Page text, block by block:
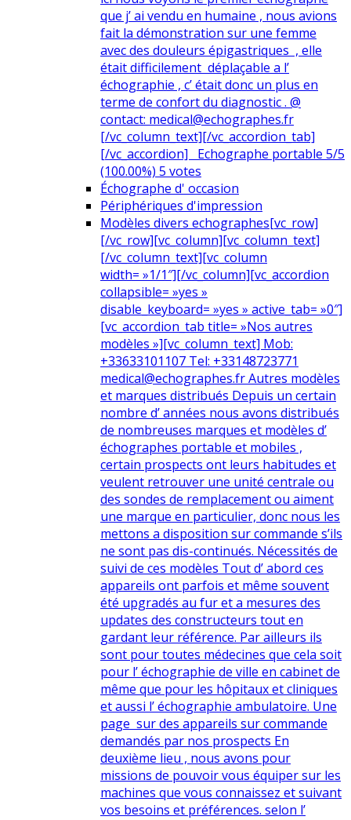
que j’ ai vendu en humaine , nous avions
fait la démonstration sur une femme
avec des douleurs épigastriques , elle
était difficilement déplaçable a l’
échographie , c’ était donc un plus en
terme de confort du diagnostic . @
contact: medical@echographes.fr
[/vc_column_text][/vc_accordion_tab]
[/vc_accordion] Echographe portable 5/5
(100.00%) 5 votes
Échographe d' occasion
Périphériques d'impression
Modèles divers echographes[vc_row]
[/vc_row][vc_column][vc_column_text]
[/vc_column_text][vc_column
width= »1/1″][/vc_column][vc_accordion
collapsible= »yes »
disable_keyboard= »yes » active_tab= »0″]
[vc_accordion_tab title= »Nos autres
modèles »][vc_column_text] Mob:
+33633101107 Tel: +33148723771
medical@echographes.fr Autres modèles
et marques distribués Depuis un certain
nombre d’ années nous avons distribués
de nombreuses marques et modèles d’
échographes portable et mobiles ,
certain prospects ont leurs habitudes et
veulent retrouver une unité centrale ou
des sondes de remplacement ou aiment
une marque en particulier, donc nous les
mettons a disposition sur commande s’ils
ne sont pas dis-continués. Nécessités de
suivi de ces modèles Tout d’ abord ces
appareils ont parfois et même souvent
été upgradés au fur et a mesures des
updates des constructeurs tout en
gardant leur référence. Par ailleurs ils
sont pour toutes médecines que cela soit
pour l’ échographie de ville en cabinet de
même que pour les hôpitaux et cliniques
et aussi l’ échographie ambulatoire. Une
page sur des appareils sur commande
demandés par nos prospects En
deuxième lieu , nous avons pour
missions de pouvoir vous équiper sur les
machines que vous connaissez et suivant
vos besoins et préférences. selon l’